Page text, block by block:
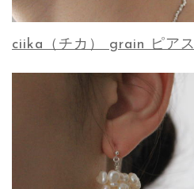
ciika（チカ） grain ピアス